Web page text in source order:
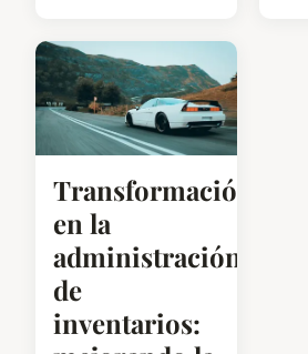
Transformación
en la
administración
de
inventarios: